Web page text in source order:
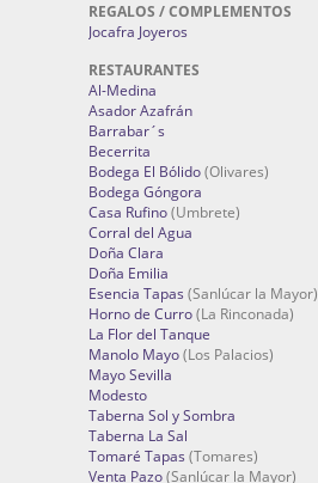
REGALOS / COMPLEMENTOS
Jocafra Joyeros
RESTAURANTES
Al-Medina
Asador Azafrán
Barrabar´s
Becerrita
Bodega El Bólido(Olivares)
Bodega Góngora
Casa Rufino(Umbrete)
Corral del Agua
Doña Clara
Doña Emilia
Esencia Tapas (Sanlúcar la Mayor)
Horno de Curro(La Rinconada)
La Flor del Tanque
Manolo Mayo(Los Palacios)
Mayo Sevilla
Modesto
Taberna Sol y Sombra
Taberna La Sal
Tomaré Tapas (Tomares)
Venta Pazo(Sanlúcar la Mayor)